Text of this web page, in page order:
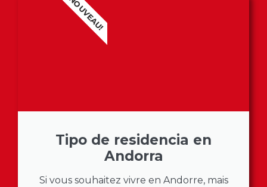
Tipo de residencia en
Andorra
Si vous souhaitez vivre en Andorre, mais
NOUVEAU!